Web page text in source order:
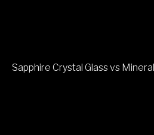
Sapphire Crystal Glass vs